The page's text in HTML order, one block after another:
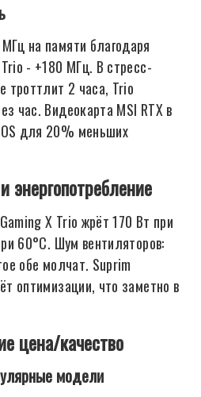
на памяти благодаря
- +180 МГц. В стресс-
троттлит 2 часа, Trio
час. Видеокарта MSI RTX в
для 20% меньших
энергопотребление
X Trio жрёт 170 Вт при
60°C. Шум вентиляторов:
обе молчат. Suprim
оптимизации, что заметно в
цена/качество
модели